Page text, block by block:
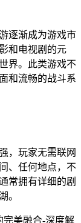
逐渐成为游戏市
和电视剧的元
界。此类游戏不
和流畅的战斗系
，玩家无需联网
、任何地点，不
常拥有详细的剧
。